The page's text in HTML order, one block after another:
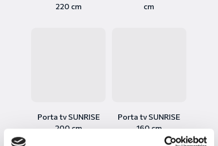
220 cm
cm
Porta tv SUNRISE
200 cm
Porta tv SUNRISE
160 cm